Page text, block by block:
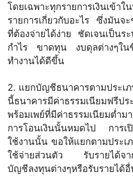
โดยเฉพาะทุกรายการเงินเข้
รายการเกี่ยวกับอะไร ซึ่งมันจ
ที่ต้องจ่ายได้ง่าย ชัดเจนเป็น
กำไร ขาดทุน งบดุลต่างๆใน
ทำงานได้ดีขึ้น
2. แยกบัญชีธนาคารตามประเ
นี้ธนาคารมีค่าธรรมเนียมฟรีปร
พร้อมเพย์ที่มีค่าธรรมเนียมต่ำ
การโอนเงินนั้นหมดไป การเ
ใช้งานนั้น ขอให้แยกตามประเ
ใช้จ่ายส่วนตัว รับรายได้จาก
บัญชีลงทุนต่างๆหรือรับรายไ